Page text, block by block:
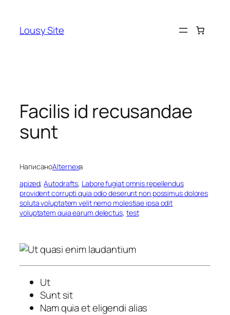
содержимому
Lousy Site
Facilis id recusandae
sunt
НаписаноAlternexв
apized, Autodrafts, Labore fugiat omnis repellendus
provident corrupti quia odio deserunt non possimus dolores
soluta voluptatem velit nemo molestiae ipsa odit
voluptatem quia earum delectus, test
Ut
Sunt sit
Nam quia et eligendi alias